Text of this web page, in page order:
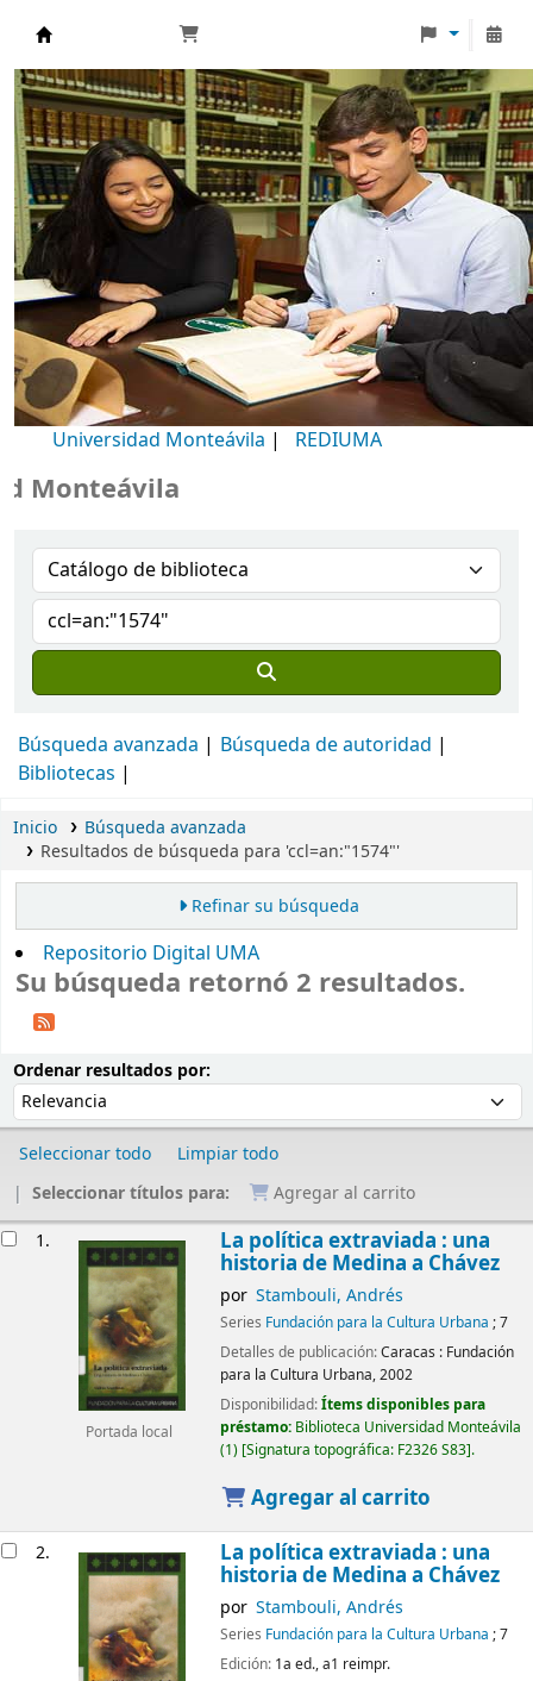
Biblioteca Universidad Monteávila
Universidad Monteávila | REDIUMA
Búsqueda avanzada
Búsqueda de autoridad
Bibliotecas
Inicio
Búsqueda avanzada
Resultados de búsqueda para 'ccl=an:"1574"'
Refinar su búsqueda
Repositorio Digital UMA
Su búsqueda retornó 2 resultados.
Ordenar resultados por:
Seleccionar todo
Limpiar todo
Seleccionar títulos para:
Agregar al carrito
1.
Portada local
La política extraviada : una
historia de Medina a Chávez
por Stambouli, Andrés
Series Fundación para la Cultura Urbana ; 7
Detalles de publicación:Caracas : Fundación
para la Cultura Urbana,2002
Disponibilidad:Ítems disponibles para
préstamo: Biblioteca Universidad Monteávila
(1) Signatura topográfica: F2326 S83 .
Agregar al carrito
2. La política extraviada : una
historia de Medina a Chávez
por Stambouli, Andrés
Series Fundación para la Cultura Urbana ; 7
Edición: 1a ed., a1 reimpr.